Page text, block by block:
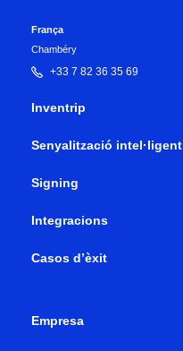
França
Chambéry
+33 7 82 36 35 69
Inventrip
Senyalització intel·ligent
Signing
Integracions
Casos d’èxit
Empresa